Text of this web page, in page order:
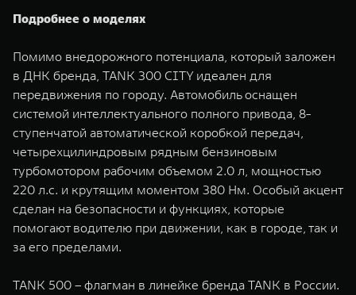
Подробнее о моделях
Помимо внедорожного потенциала, который заложен
в ДНК бренда, TANK 300 CITY идеален для
передвижения по городу. Автомобиль оснащен
системой интеллектуального полного привода, 8-
ступенчатой автоматической коробкой передач,
четырехцилиндровым рядным бензиновым
турбомотором рабочим объемом 2.0 л, мощностью
220 л.с. и крутящим моментом 380 Нм. Особый акцент
сделан на безопасности и функциях, которые
помогают водителю при движении, как в городе, так и
за его пределами.
TANK 500 – флагман в линейке бренда TANK в России.